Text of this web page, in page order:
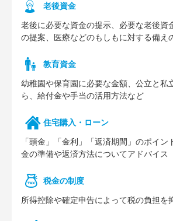
⽼後資⾦
老後に必要な資金の提示、必要な老後資
の提案、医療などのもしもに対する備え
教育資金
幼稚園や保育園に必要な⾦額、公⽴と私
ら、給付⾦や⼿当の活⽤⽅法など
住宅購⼊・ローン
「頭⾦」「⾦利」「返済期間」のポイン
⾦の準備や返済⽅法についてアドバイス
税⾦の制度
所得控除や確定申告によって税の負担を